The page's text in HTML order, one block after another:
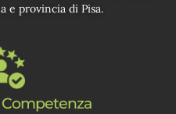
e provincia di Pisa.
Competenza